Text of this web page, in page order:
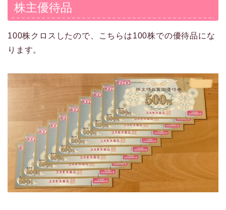
株主優待品
100株クロスしたので、こちらは100株での優待品にな
ります。